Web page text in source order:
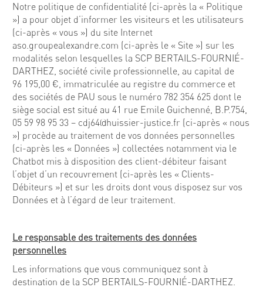
Notre politique de confidentialité (ci-après la « Politique
») a pour objet d’informer les visiteurs et les utilisateurs
(ci-après « vous ») du site Internet
aso.groupealexandre.com (ci-après le « Site ») sur les
modalités selon lesquelles la SCP BERTAILS-FOURNIÉ-
DARTHEZ, société civile professionnelle, au capital de
96 195,00 €, immatriculée au registre du commerce et
des sociétés de PAU sous le numéro 782 354 625 dont le
siège social est situé au 41 rue Emile Guichenné, B.P.754,
05 59 98 95 33 – cdj64@huissier-justice.fr (ci-après « nous
») procède au traitement de vos données personnelles
(ci-après les « Données ») collectées notamment via le
Chatbot mis à disposition des client-débiteur faisant
l’objet d’un recouvrement (ci-après les « Clients-
Débiteurs ») et sur les droits dont vous disposez sur vos
Données et à l’égard de leur traitement.
Le responsable des traitements des données
personnelles
Les informations que vous communiquez sont à
destination de la SCP BERTAILS-FOURNIÉ-DARTHEZ.